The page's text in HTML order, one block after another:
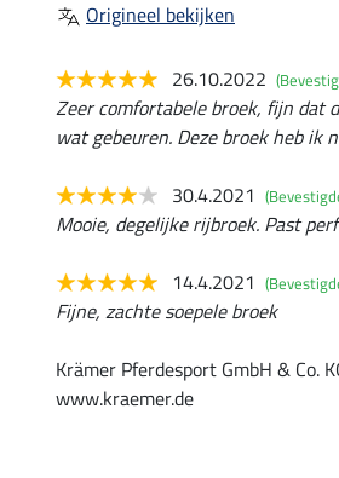
Origineel bekijken
26.10.2022
Zeer comfortabele broek, fijn dat
wat gebeuren. Deze broek heb
30.4.2021
Mooie, degelijke rijbroek. Past
14.4.2021
Fijne, zachte soepele broek
Krämer Pferdesport GmbH & Co.
www.kraemer.de